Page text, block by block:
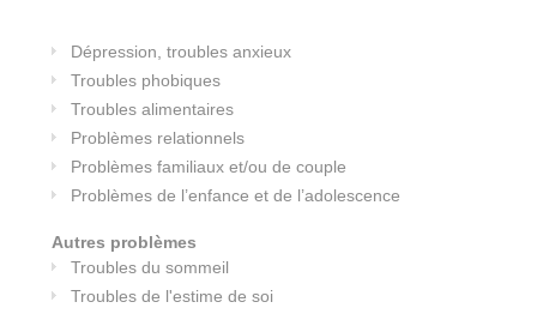
Dépression, troubles anxieux
Troubles phobiques
Troubles alimentaires
Problèmes relationnels
Problèmes familiaux et/ou de couple
Problèmes de l’enfance et de l’adolescence
Autres problèmes
Troubles du sommeil
Troubles de l'estime de soi